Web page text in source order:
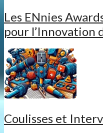
Les ENnies
pour l’Innovation
Coulisses et